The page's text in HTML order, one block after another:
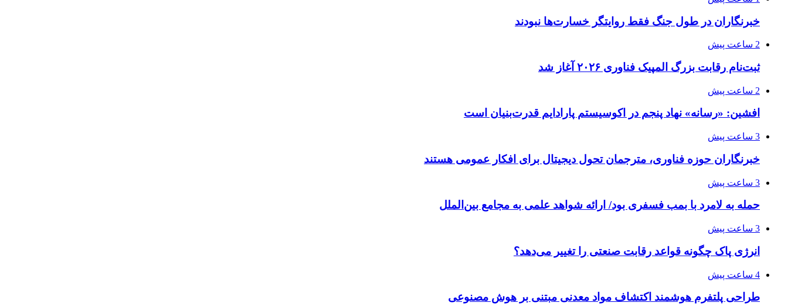
خبرنگاران در طول جنگ فقط روایتگر خسارت‌ها نبودند
2 ساعت پیش
ثبت‌نام رقابت بزرگ المپیک فناوری ۲۰۲۶ آغاز شد
2 ساعت پیش
افشین: «رسانه» نهاد پنجم در اکوسیستم پارادایم قدرت‌بنیان است
3 ساعت پیش
خبرنگاران حوزه فناوری، مترجمان تحول دیجیتال برای افکار عمومی هستند
3 ساعت پیش
حمله به لامرد با بمب فسفری بود/ ارائه شواهد علمی به مجامع بین‌الملل
3 ساعت پیش
انرژی پاک چگونه قواعد رقابت صنعتی را تغییر می‌دهد؟
4 ساعت پیش
طراحی پلتفرم هوشمند اکتشاف مواد معدنی مبتنی بر هوش مصنوعی